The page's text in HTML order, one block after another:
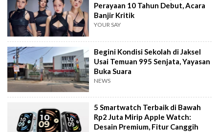
Perayaan 10 Tahun Debut, Acara
Banjir Kritik
YOUR SAY
Begini Kondisi Sekolah di Jaksel
Usai Temuan 995 Senjata, Yayasan
Buka Suara
NEWS
5 Smartwatch Terbaik di Bawah
Rp2 Juta Mirip Apple Watch:
Desain Premium, Fitur Canggih